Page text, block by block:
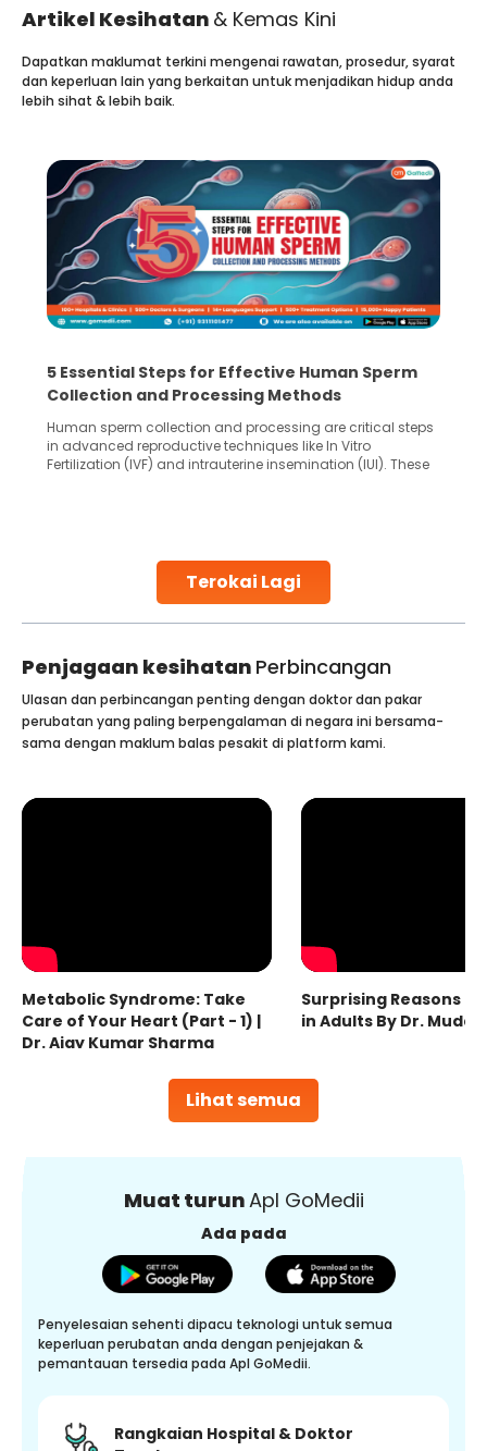
Artikel Kesihatan & Kemas Kini
Terokai Lagi
Dapatkan maklumat terkini mengenai rawatan, prosedur, syarat
dan keperluan lain yang berkaitan untuk menjadikan hidup anda
lebih sihat & lebih baik.
5 Essential Steps for Effective Human Sperm
Collection and Processing Methods
Human sperm collection and processing are critical steps
in advanced reproductive techniques like In Vitro
Fertilization (IVF) and intrauterine insemination (IUI). These
collected, they process the
Penjagaan kesihatan Perbincangan
Lihat semua
Ulasan dan perbincangan penting dengan doktor dan pakar
perubatan yang paling berpengalaman di negara ini bersama-
sama dengan maklum balas pesakit di platform kami.
Metabolic Syndrome: Take
Care of Your Heart (Part - 1) |
Dr. Ajay Kumar Sharma
Surprising Reasons
in Adults By Dr.
Muat turunApl GoMedii
Ada pada
Penyelesaian sehenti dipacu teknologi untuk semua
keperluan perubatan anda dengan penjejakan &
pemantauan tersedia pada Apl GoMedii.
Rangkaian Hospital & Doktor